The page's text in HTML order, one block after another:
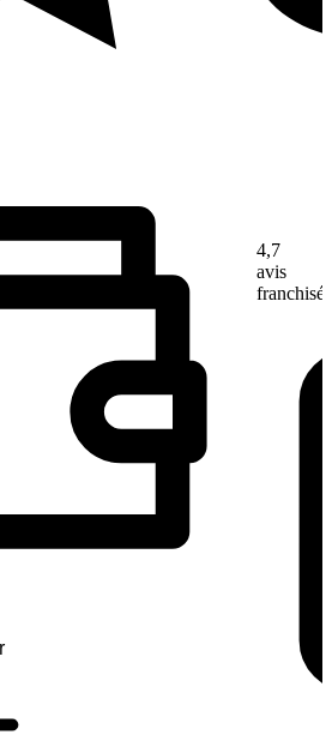
4,7
avis
franchisé